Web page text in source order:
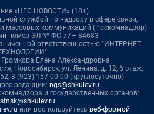
«НГС.НОВОСТИ» (18+)
службой по надзору в сфере связи,
массовых коммуникаций (Роскомнадзор)
номер ЭЛ № ФС 77— 84683
ответственностью "ИНТЕРНЕТ
Елена Александровна
Новосибирск, ул. Ленина, д. 12, 6 этаж,
8 (923) 157-00-00 (круглосуточно)
редакции: ngs@shkulev.ru
и государственных органов:
или воспользуйтесь веб-формой